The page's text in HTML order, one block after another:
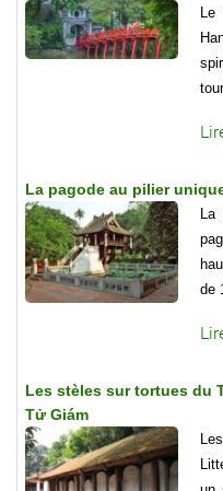
Le
La pagode au pilier
de
Les stèles sur tortues du
Tử Giám